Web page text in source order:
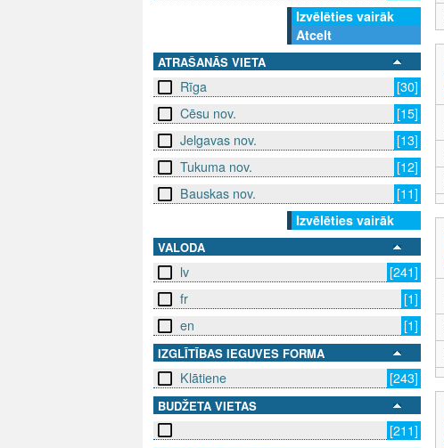
Izvēlēties vairāk
Atcelt
ATRAŠANĀS VIETA
Rīga
[30]
Cēsu nov.
[15]
Jelgavas nov.
[13]
Tukuma nov.
[12]
Bauskas nov.
[11]
Izvēlēties vairāk
VALODA
lv
[241]
fr
[1]
en
[1]
IZGLĪTĪBAS IEGUVES FORMA
Klātiene [243]
BUDŽETA VIETAS
[211]